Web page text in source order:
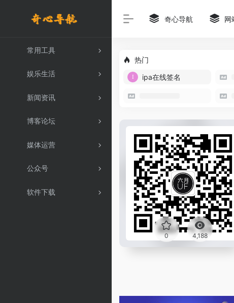
常用工具
娱乐生活
新闻资讯
博客论坛
媒体运营
公众号
软件下载
奇心导航 网
热门
ipa在线签名
0 4,188